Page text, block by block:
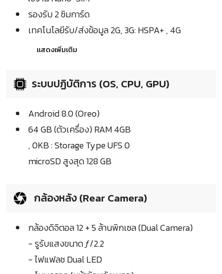
รองรับ 2 ซิมการ์ด
เทคโนโลยีรับ/ส่งข้อมูล 2G, 3G: HSPA+ , 4G
แสดงเพิ่มเติม
ระบบปฏิบัติการ (OS, CPU, GPU)
Android 8.0 (Oreo)
64 GB (ตัวเครื่อง) RAM 4GB
, 0KB : Storage Type UFS 0
microSD สูงสุด 128 GB
กล้องหลัง (Rear Camera)
กล้องดิจิตอล 12 + 5 ล้านพิกเซล (Dual Camera)
- รูรับแสงขนาด ƒ/2.2
- ไฟแฟลช Dual LED